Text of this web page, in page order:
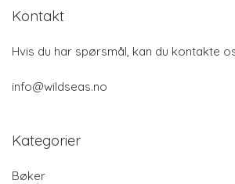
Kontakt
Hvis du har spørsmål, kan du kontakte
info@wildseas.no
Kategorier
Bøker